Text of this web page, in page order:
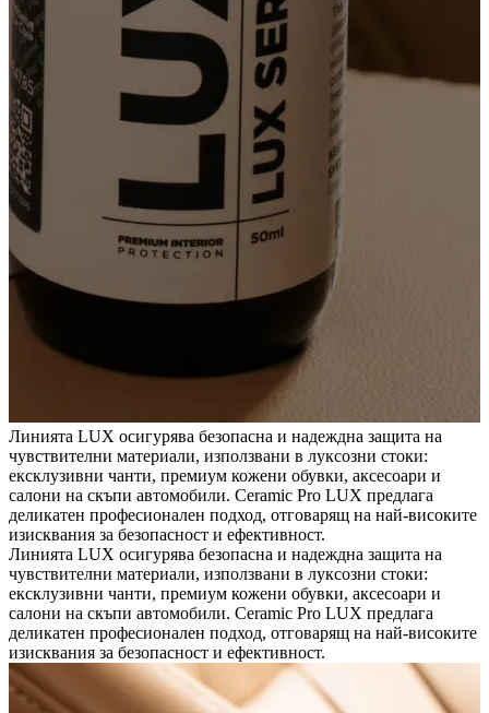
Линията LUX осигурява безопасна и надеждна защита на
чувствителни материали, използвани в луксозни стоки:
ексклузивни чанти, премиум кожени обувки, аксесоари и
салони на скъпи автомобили. Ceramic Pro LUX предлага
деликатен професионален подход, отговарящ на най-високите
изисквания за безопасност и ефективност.
Линията LUX осигурява безопасна и надеждна защита на
чувствителни материали, използвани в луксозни стоки:
ексклузивни чанти, премиум кожени обувки, аксесоари и
салони на скъпи автомобили. Ceramic Pro LUX предлага
деликатен професионален подход, отговарящ на най-високите
изисквания за безопасност и ефективност.